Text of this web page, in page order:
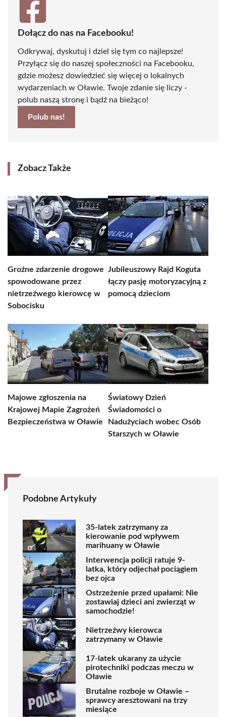
Dołącz do nas na Facebooku!
Odkrywaj, dyskutuj i dziel się tym co najlepsze!
Przyłącz się do naszej społeczności na Facebooku,
gdzie możesz dowiedzieć się więcej o lokalnych
wydarzeniach w Oławie. Twoje zdanie się liczy -
polub naszą stronę i bądź na bieżąco!
Polub nas!
Zobacz Także
Groźne zdarzenie drogowe
spowodowane przez
nietrzeźwego kierowcę w
Sobocisku
Jubileuszowy Rajd Koguta
łączy pasję motoryzacyjną z
pomocą dzieciom
Majowe zgłoszenia na
Krajowej Mapie Zagrożeń
Bezpieczeństwa w Oławie
Światowy Dzień
Świadomości o
Nadużyciach wobec Osób
Starszych w Oławie
Podobne Artykuły
35-latek zatrzymany za
kierowanie pod wpływem
marihuany w Oławie
Interwencja policji ratuje 9-
latka, który odjechał pociągiem
bez ojca
Ostrzeżenie przed upałami: Nie
zostawiaj dzieci ani zwierząt w
samochodzie!
Nietrzeźwy kierowca
zatrzymany w Oławie
17-latek ukarany za użycie
pirotechniki podczas meczu w
Oławie
Brutalne rozboje w Oławie –
sprawcy aresztowani na trzy
miesiące